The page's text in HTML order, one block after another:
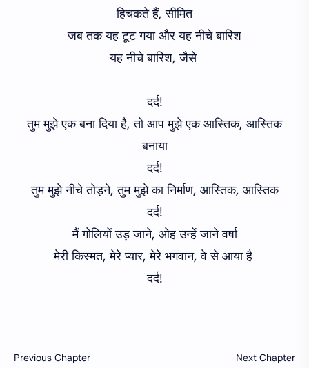
हिचकते हैं, सीमित
जब तक यह टूट गया और यह नीचे बारिश
यह नीचे बारिश, जैसे
दर्द!
तुम मुझे एक बना दिया है, तो आप मुझे एक आस्तिक, आस्तिक
बनाया
दर्द!
तुम मुझे नीचे तोड़ने, तुम मुझे का निर्माण, आस्तिक, आस्तिक
दर्द!
मैं गोलियों उड़ जाने, ओह उन्हें जाने वर्षा
मेरी किस्मत, मेरे प्यार, मेरे भगवान, वे से आया है
दर्द!